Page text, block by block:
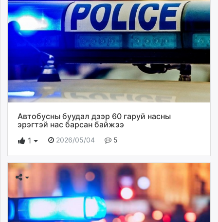
Автобусны буудал дээр 60 гаруй насны
эрэгтэй нас барсан байжээ
1
2026/05/04 5